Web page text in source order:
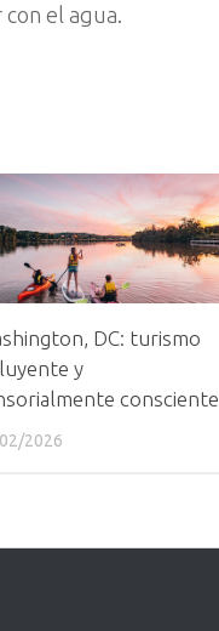
el agua.
DC: turismo
y
consciente
2026